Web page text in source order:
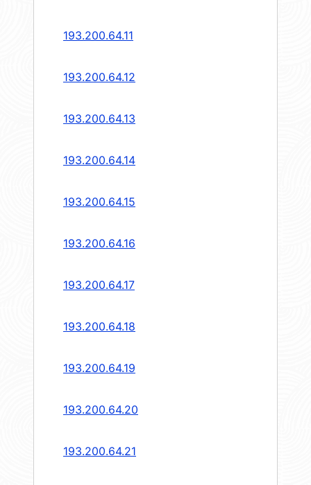
193.200.64.11
193.200.64.12
193.200.64.13
193.200.64.14
193.200.64.15
193.200.64.16
193.200.64.17
193.200.64.18
193.200.64.19
193.200.64.20
193.200.64.21